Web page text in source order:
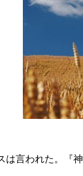
は言われた。『